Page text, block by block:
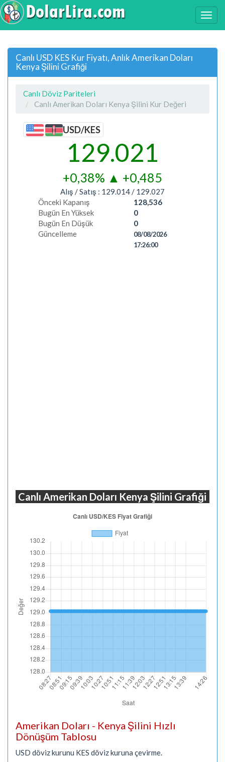
Canlı USD KES Kur Fiyatı, Anlık Amerikan Doları
Kenya Şilini Grafiği
Canlı Döviz Pariteleri
Canlı Amerikan Doları Kenya Şilini Kur Değeri
USD/KES
129.021
+0,38% ▲ +0,485
Alış / Satış : 129.014 / 129.027
Önceki Kapanış
128,536
Bugün En Yüksek
0
Bugün En Düşük
0
Güncelleme
08/08/2026
17:26:00
Canlı Amerikan Doları Kenya Şilini Grafiği
Amerikan Doları - Kenya Şilini Hızlı
Dönüşüm Tablosu
USD döviz kurunu KES döviz kuruna çevirme.